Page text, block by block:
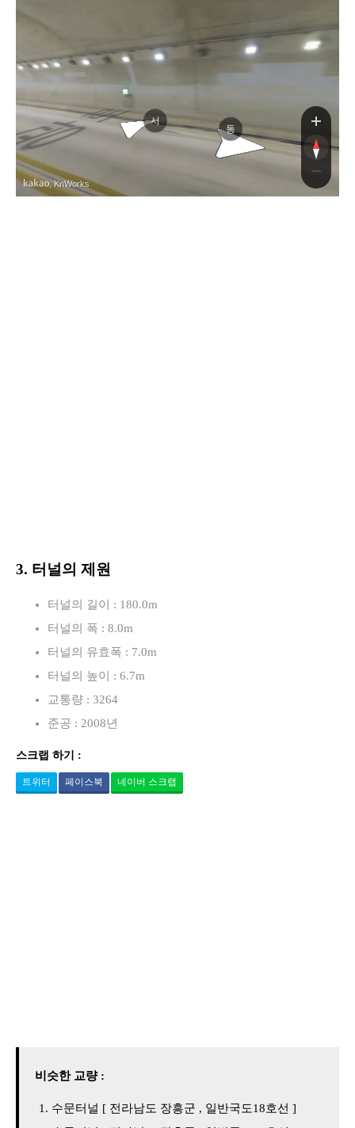
남부
남부
서
동
, KnWorks
3. 터널의 제원
터널의 길이 : 180.0m
터널의 폭 : 8.0m
터널의 유효폭 : 7.0m
터널의 높이 : 6.7m
교통량 : 3264
준공 : 2008년
스크랩 하기 :
트위터 페이스북 네이버 스크랩
비슷한 교량 :
수문터널 [ 전라남도 장흥군 , 일반국도18호선 ]